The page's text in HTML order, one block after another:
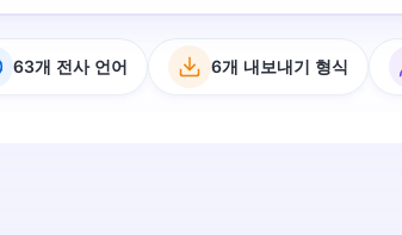
63개 전사 언어 6개 내보내기 형식